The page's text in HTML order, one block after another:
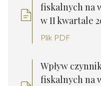
fiskalnych na
w II kwartale
Plik PDF
Wpływ
fiskalnych na